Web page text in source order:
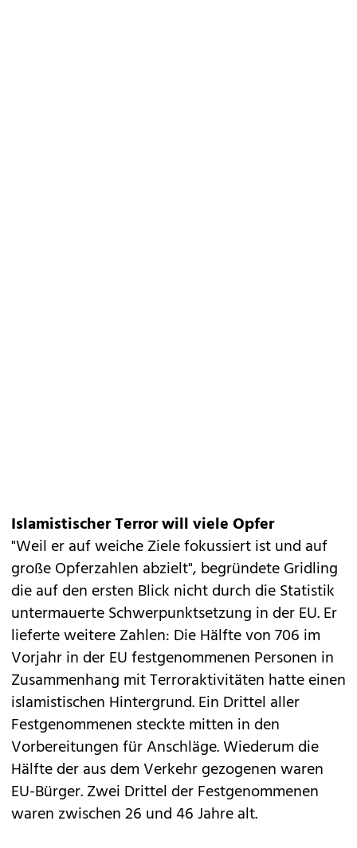
Islamistischer Terror will viele Opfer
"Weil er auf weiche Ziele fokussiert ist und auf
große Opferzahlen abzielt", begründete Gridling
die auf den ersten Blick nicht durch die Statistik
untermauerte Schwerpunktsetzung in der EU. Er
lieferte weitere Zahlen: Die Hälfte von 706 im
Vorjahr in der EU festgenommenen Personen in
Zusammenhang mit Terroraktivitäten hatte einen
islamistischen Hintergrund. Ein Drittel aller
Festgenommenen steckte mitten in den
Vorbereitungen für Anschläge. Wiederum die
Hälfte der aus dem Verkehr gezogenen waren
EU-Bürger. Zwei Drittel der Festgenommenen
waren zwischen 26 und 46 Jahre alt.